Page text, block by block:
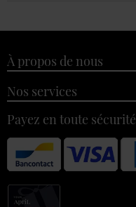
À propos de nous
Nos services
Payez en toute sécurité